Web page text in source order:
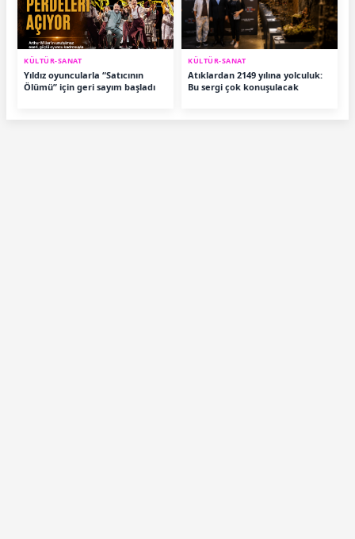
KÜLTÜR-SANAT
Yıldız oyuncularla “Satıcının
Ölümü” için geri sayım başladı
KÜLTÜR-SANAT
Atıklardan 2149 yılına yolculuk:
Bu sergi çok konuşulacak